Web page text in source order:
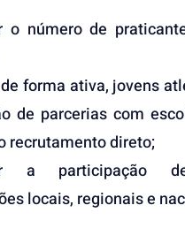
o número de
forma ativa, jovens
de parcerias com
recrutamento direto;
a participação
locais, regionais e